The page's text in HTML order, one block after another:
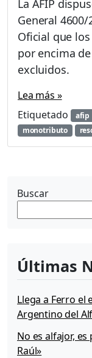
La AFIP
General
Oficial que
por encima
excluidos.
Lea más »
Etiquetado
afip
monotributo
Buscar
Últimas
Llega a Ferro el
Argentino del
No es alfajor,
Raúl»